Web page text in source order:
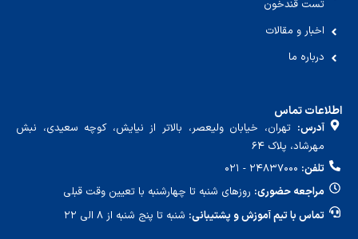
تست قندخون
اخبار و مقالات
درباره ما
اطلاعات تماس
آدرس: تهران، خیابان ولیعصر، بالاتر از نیایش، کوچه سعیدی، نبش
مهرشاد، پلاک ۶۴
تلفن:
مراجعه حضوری: روزهای شنبه تا چهارشنبه با تعیین وقت قبلی
تماس با تیم آموزش و پشتیبانی: شنبه تا پنج شنبه از ۸ الی ۲۲